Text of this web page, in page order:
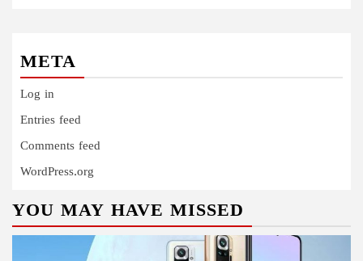
META
Log in
Entries feed
Comments feed
WordPress.org
YOU MAY HAVE MISSED